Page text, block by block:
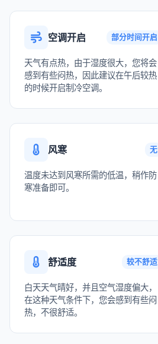
空调开启 部分时间开启
天气有点热，由于湿度很大，您将会
感到有些闷热，因此建议在午后较热
的时候开启制冷空调。
风寒 无
温度未达到风寒所需的低温，稍作防
寒准备即可。
舒适度 较不舒适
白天天气晴好，并且空气湿度偏大，
在这种天气条件下，您会感到有些闷
热，不很舒适。